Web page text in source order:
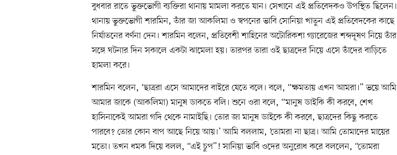
বুধবার রাতে ভুক্তভোগী ব্যক্তিরা থানায় মামলা করতে যান। সেখানে এই প্রতিবেদকও উপস্থিত ছিলেন।
থানায় ভুক্তভোগী শারমিন, তাঁর জা আকলিমা ও স্বপনের ভাবি সোনিয়া খাতুন এই প্রতিবেদকের কাছে
নির্যাতনের বর্ণনা দেন। শারমিন বলেন, প্রতিবেশী শাহিনের অটোরিকশা গ্যারেজের শব্দদূষণ নিয়ে তাঁর
সঙ্গে ঘটনার দিন সকালে একটা ঝামেলা হয়। তারপর তারা ওই ছাত্রদের নিয়ে এসে তাঁদের বাড়িতে
হামলা করে।
শারমিন বলেন, ‘ছাত্ররা এসে আমাদের বাইরে যেতে বলে। বলে, “ক্ষমতায় এখন আমরা।” ভয়ে আমি
আমার জাকে (আকলিমা) মানুষ ডাকতে বলি। শুনে ওরা বলে, “মানুষ ডাইকি কী করবে, শেখ
হাসিনাকেই আমরা গদি থেকে নামাইছি। তোর জা মানুষ ডাইকে কী করবে, ছাত্রদের কিছু করতে
পারবে? তোর কোন বাপ আছে নিয়ে আয়।’ আমি বললাম, ‘তোমরা না ছাত্র। আমি তোমাদের মায়ের
মতো। তখন ধমক দিয়ে বলল, “এই চুপ”! সানিয়া ভাবি ওদের অনুরোধ করে বললেন, “তোমরা